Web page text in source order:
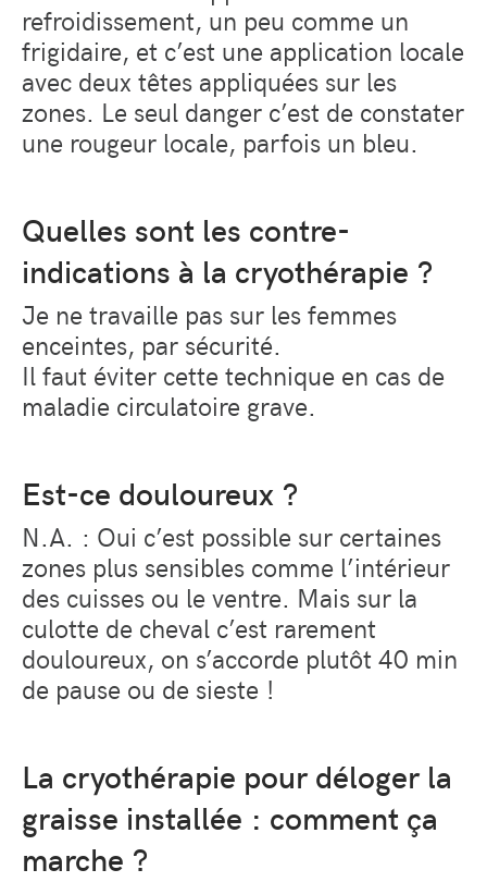
refroidissement, un peu comme un
frigidaire, et c’est une application locale
avec deux têtes appliquées sur les
zones. Le seul danger c’est de constater
une rougeur locale, parfois un bleu.
Quelles sont les contre-
indications à la cryothérapie ?
Je ne travaille pas sur les femmes
enceintes, par sécurité.
Il faut éviter cette technique en cas de
maladie circulatoire grave.
Est-ce douloureux ?
N.A. : Oui c’est possible sur certaines
zones plus sensibles comme l’intérieur
des cuisses ou le ventre. Mais sur la
culotte de cheval c’est rarement
douloureux, on s’accorde plutôt 40 min
de pause ou de sieste !
La cryothérapie pour déloger la
graisse installée : comment ça
marche ?